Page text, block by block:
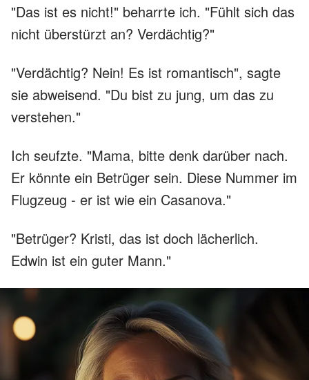
"Das ist es nicht!" beharrte ich. "Fühlt sich das
nicht überstürzt an? Verdächtig?"
"Verdächtig? Nein! Es ist romantisch", sagte
sie abweisend. "Du bist zu jung, um das zu
verstehen."
Ich seufzte. "Mama, bitte denk darüber nach.
Er könnte ein Betrüger sein. Diese Nummer im
Flugzeug - er ist wie ein Casanova."
"Betrüger? Kristi, das ist doch lächerlich.
Edwin ist ein guter Mann."